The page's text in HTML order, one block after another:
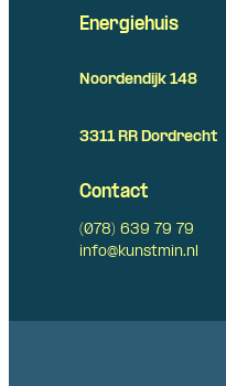
Energiehuis
Noordendijk 148
3311 RR Dordrecht
Contact
(078) 639 79 79
info@kunstmin.nl